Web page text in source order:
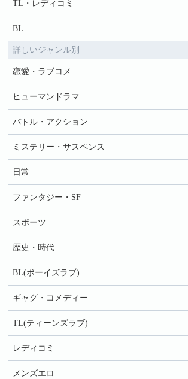
TL・レディコミ
BL
詳しいジャンル別
恋愛・ラブコメ
ヒューマンドラマ
バトル・アクション
ミステリー・サスペンス
日常
ファンタジー・SF
スポーツ
歴史・時代
BL(ボーイズラブ)
ギャグ・コメディー
TL(ティーンズラブ)
レディコミ
メンズエロ